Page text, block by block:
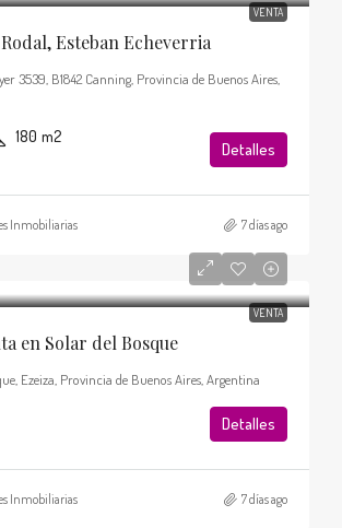
VENTA
Esteban Echeverria
3539, B1842 Canning, Provincia de Buenos Aires,
180 m2
Detalles
Inmobiliarias 7 días ago
VENTA
en Solar del Bosque
Ezeiza, Provincia de Buenos Aires, Argentina
Detalles
Inmobiliarias 7 días ago